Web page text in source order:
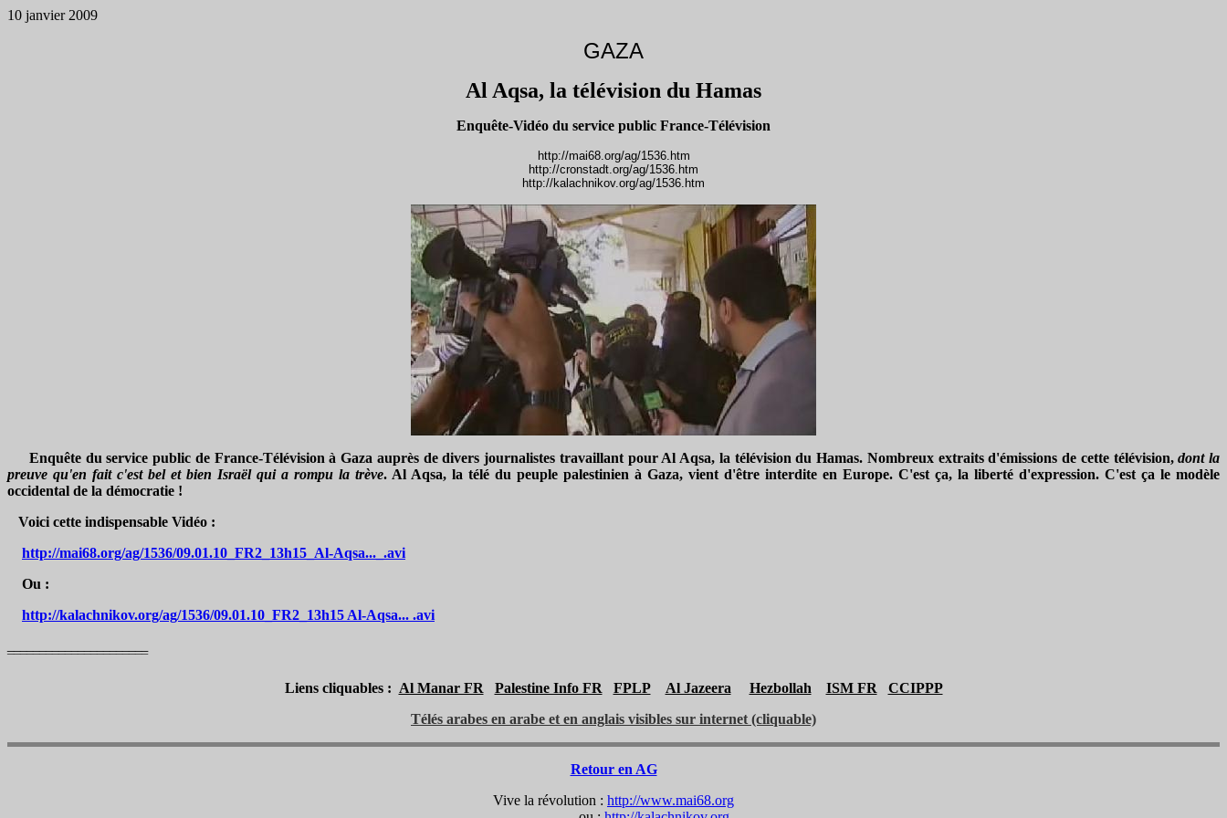
10 janvier 2009
GAZA
Al Aqsa, la télévision du Hamas
Enquête-Vidéo du service public France-Télévision
http://mai68.org/ag/1536.htm
http://cronstadt.org/ag/1536.htm
http://kalachnikov.org/ag/1536.htm
Enquête du service public de France-Télévision à Gaza auprès de divers journalistes travaillant pour Al Aqsa, la télévision du Hamas. Nombreux extraits d'émissions de cette télévision,dont la
preuve qu'en fait c'est bel et bien Israël qui a rompu la trève. Al Aqsa, la télé du peuple palestinien à Gaza, vient d'être interdite en Europe. C'est ça, la liberté d'expression. C'est ça le modèle
occidental de la démocratie !
Voici cette indispensable Vidéo :
http://mai68.org/ag/1536/09.01.10_FR2_13h15_Al-Aqsa..._.avi
Ou :
http://kalachnikov.org/ag/1536/09.01.10_FR2_13h15 Al-Aqsa... .avi
¯¯¯¯¯¯¯¯¯¯¯¯¯¯¯¯¯¯¯¯¯¯
Liens cliquables : Al Manar FR Palestine Info FR FPLP Al Jazeera Hezbollah ISM FR
CCIPPP
Télés arabes en arabe et en anglais visibles sur internet (cliquable)
Retour en AG
Vive la révolution : http://www.mai68.org